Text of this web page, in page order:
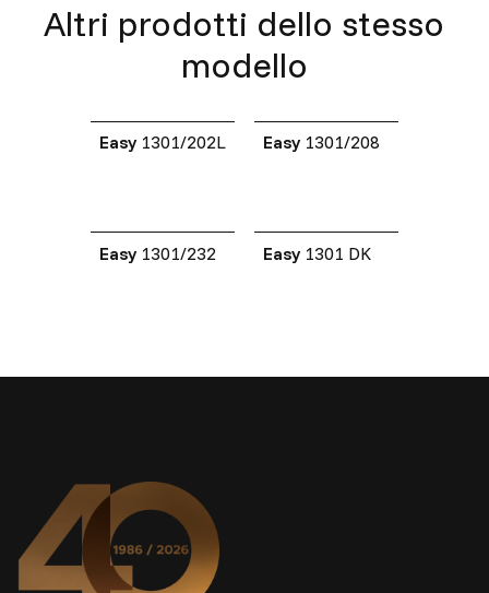
Altri prodotti dello stesso
modello
Easy 1301/202L Easy 1301/208
Easy 1301/232 Easy 1301 DK